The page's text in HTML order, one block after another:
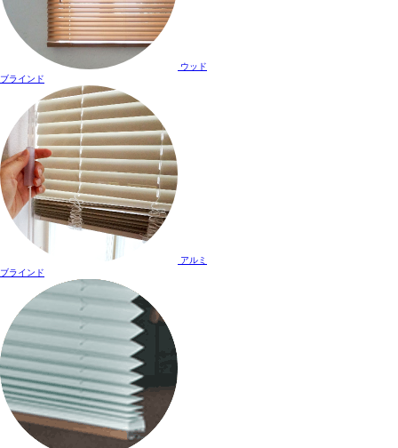
ウッド
ブラインド
アルミ
ブラインド